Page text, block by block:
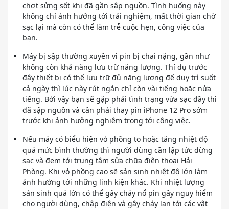
chợt sửng sốt khi đã gần sập nguồn. Tình huống này
không chỉ ảnh hưởng tới trải nghiệm, mất thời gian chờ
sạc lại mà còn có thể làm trễ cuộc hẹn, công việc của
bạn.
Máy bị sập thường xuyên vì pin bị chai nặng, gần như
không còn khả năng lưu trữ năng lượng. Thí dụ trước
đây thiết bị có thể lưu trữ đủ năng lượng để duy trì suốt
cả ngày thì lúc này rút ngắn chỉ còn vài tiếng hoặc nửa
tiếng. Bởi vậy bạn sẽ gặp phải tình trạng vừa sạc đầy thì
đã sập nguồn và cần phải thay pin iPhone 12 Pro sớm
trước khi ảnh hưởng nghiêm trọng tới công việc.
Nếu máy có biểu hiện vỏ phồng to hoặc tăng nhiệt độ
quá mức bình thường thì người dùng cần lập tức dừng
sạc và đem tới trung tâm sửa chữa điện thoại Hải
Phòng. Khi vỏ phồng cao sẽ sản sinh nhiệt độ lớn làm
ảnh hưởng tới những linh kiện khác. Khi nhiệt lượng
sản sinh quá lớn có thể gây cháy nổ pin gây nguy hiểm
cho người dùng, chập điện và gây cháy lan tới các vật